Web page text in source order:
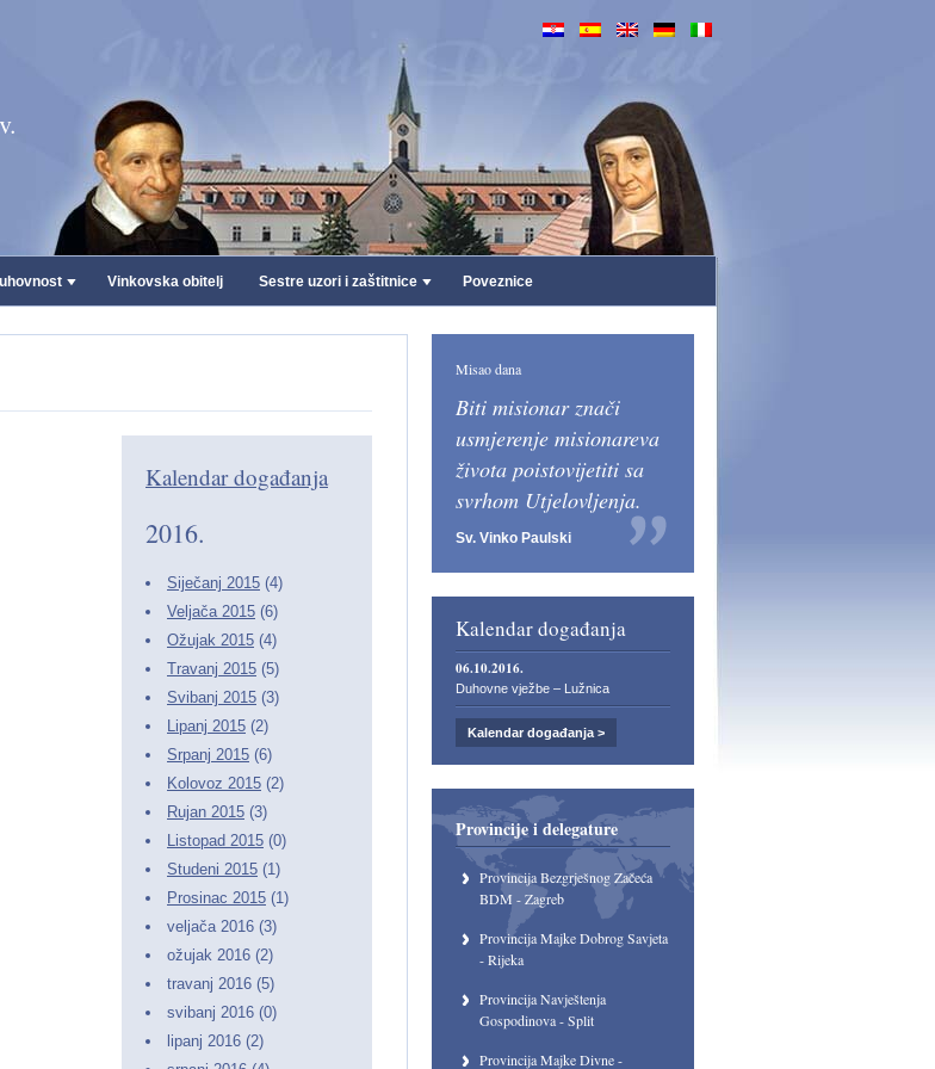
Vinkovska obitelj Sestre uzori i zaštitnice Poveznice
Kalendar događanja
2016.
Siječanj 2015 (4)
Veljača 2015 (6)
Ožujak 2015 (4)
Travanj 2015 (5)
Svibanj 2015 (3)
Lipanj 2015 (2)
Srpanj 2015 (6)
Kolovoz 2015 (2)
Rujan 2015 (3)
Listopad 2015 (0)
Studeni 2015 (1)
Prosinac 2015 (1)
veljača 2016 (3)
ožujak 2016 (2)
travanj 2016 (5)
svibanj 2016 (0)
lipanj 2016 (2)
Misao dana
Biti misionar znači
usmjerenje misionareva
života poistovijetiti sa
svrhom Utjelovljenja.
Sv. Vinko Paulski
Kalendar događanja
06.10.2016.
Duhovne vježbe – Lužnica
Kalendar događanja >
Provincije i delegature
Provincija Bezgrješnog Začeća
BDM - Zagreb
Provincija Majke Dobrog Savjeta
- Rijeka
Provincija Navještenja
Gospodinova - Split
Provincija Majke Divne -